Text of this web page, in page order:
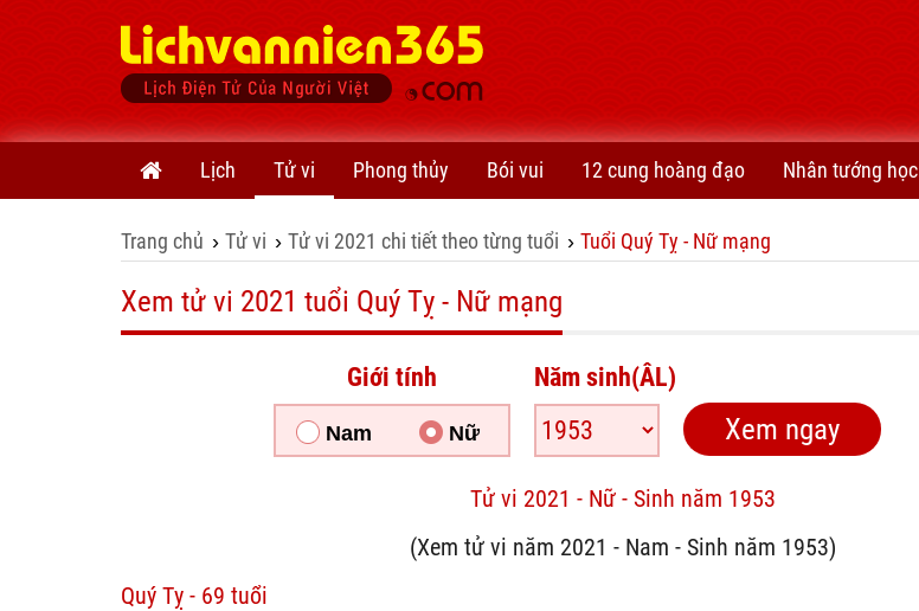
Lịch Tử vi Phong thủy Bói vui 12 cung hoàng đạo Nhân tướng học
Trang chủ › Tử vi › Tử vi 2021 chi tiết theo từng tuổi › Tuổi Quý Tỵ - Nữ mạng
Xem tử vi 2021 tuổi Quý Tỵ - Nữ mạng
Giới tính
Nam Nữ
Năm sinh(ÂL)
Tử vi 2021 - Nữ - Sinh năm 1953
(Xem tử vi năm 2021 - Nam - Sinh năm 1953)
Quý Tỵ - 69 tuổi